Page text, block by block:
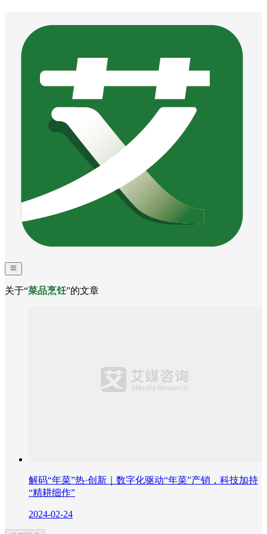
关于“菜品烹饪”的文章
解码“年菜”热·创新｜数字化驱动“年菜”产销，科技加持
“精耕细作”
2024-02-24